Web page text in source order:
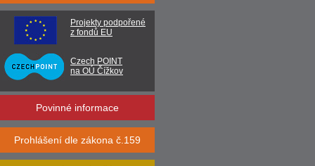
Projekty podpořené
z fondů EU
Czech POINT
na OÚ Čížkov
Povinné informace
Prohlášení dle zákona č.159